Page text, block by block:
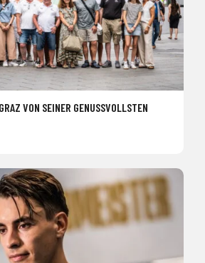
VON SEINER GENUSSVOLLSTEN